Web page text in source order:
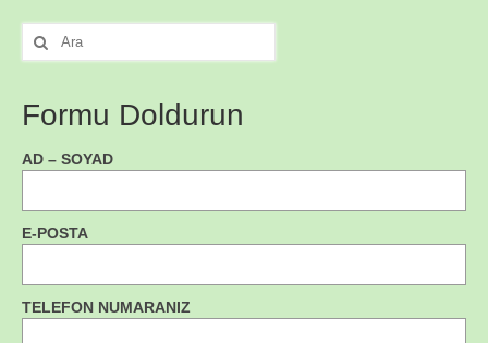
Şunu
ara:
Formu Doldurun
AD – SOYAD
E-POSTA
TELEFON NUMARANIZ